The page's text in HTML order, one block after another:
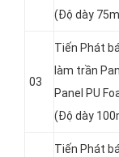
(Độ dày
03
Tiến Phát
làm trần
Panel PU
(Độ dày
Tiến Phát